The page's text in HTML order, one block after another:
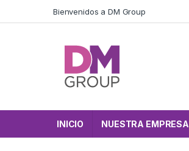
Bienvenidos a DM Group
INICIO NUESTRA EMPRESA